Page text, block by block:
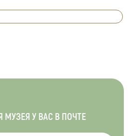
МУЗЕЯ У ВАС В ПОЧТЕ